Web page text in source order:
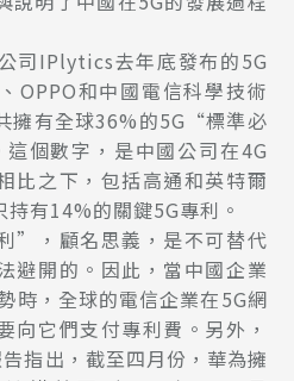
IPlytics去年底發布的5G
OPPO和中國電信科學技術
擁有全球36%的5G“標準必
個數字，是中國公司在4G
比之下，包括高通和英特爾
有14%的關鍵5G專利。
，顧名思義，是不可替代
避開的。因此，當中國企業
時，全球的電信企業在5G網
向它們支付專利費。另外，
指出，截至四月份，華為擁